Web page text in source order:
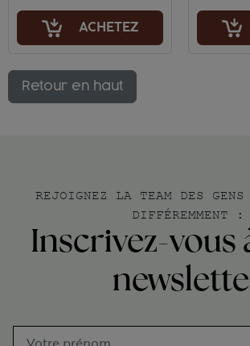
ACHETEZ
Retour en haut
REJOIGNEZ LA TEAM DES
DIFFÉREMMENT :
Inscrivez-vous